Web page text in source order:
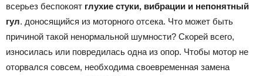
всерьез беспокоят глухие стуки, вибрации и непонятный
гул. доносящийся из моторного отсека. Что может быть
причиной такой ненормальной шумности? Скорей всего,
износилась или повредилась одна из опор. Чтобы мотор не
оторвался совсем, необходима своевременная замена